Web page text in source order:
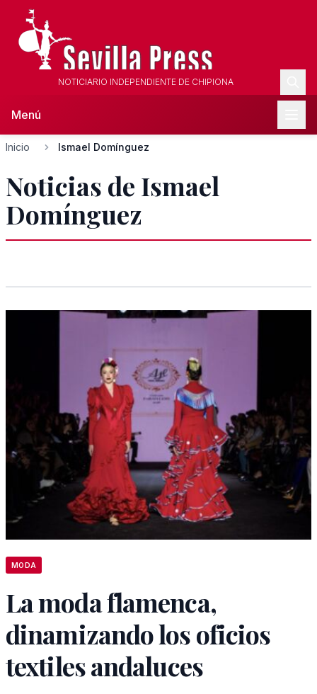
NOTICIARIO INDEPENDIENTE DE CHIPIONA
Menú
Inicio Ismael Domínguez
Noticias de Ismael
Domínguez
MODA
La moda flamenca,
dinamizando los oficios
textiles andaluces